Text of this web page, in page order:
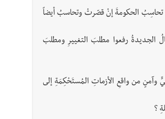
تحاسِبُ الحكومةَ إنْ قصّرتْ وتحاسبُ أيضاً
كشعبٍ واحدٍ تتصدرُه الأجيالُ الجديدةُ رفعوا مطلبَ التغييرِ ومطلبَ
وآمنٍ من واقعِ الأزماتِ المُستَحْكِمَةِ إلى
؟